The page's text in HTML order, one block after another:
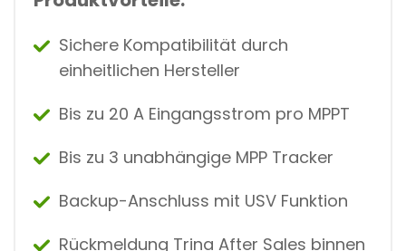
Sichere Kompatibilität durch
einheitlichen Hersteller
Bis zu 20 A Eingangsstrom pro MPPT
Bis zu 3 unabhängige MPP Tracker
Backup-Anschluss mit USV Funktion
Rückmeldung Trina After Sales binnen